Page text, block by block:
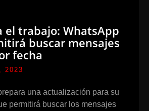
el trabajo: WhatsApp
buscar mensajes
fecha
2023
una actualización para su
permitirá buscar los mensajes